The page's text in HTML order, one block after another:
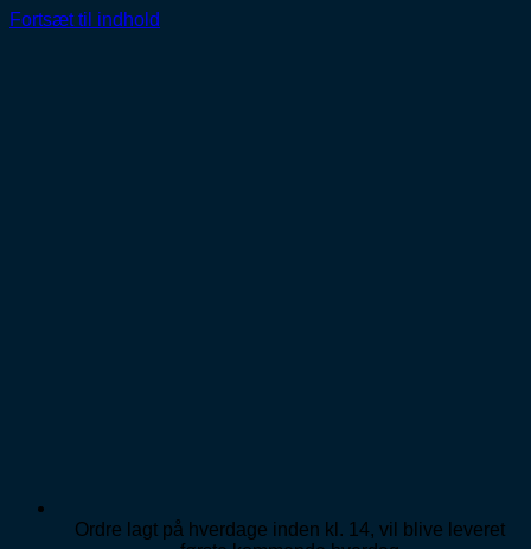
Fortsæt til indhold
Ordre lagt på hverdage inden kl. 14, vil blive leveret